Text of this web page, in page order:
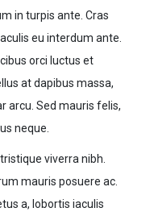
in turpis ante. Cras
eu interdum ante.
orci luctus et
at dapibus massa,
arcu. Sed mauris felis,
neque.
viverra nibh.
mauris posuere ac.
a, lobortis iaculis